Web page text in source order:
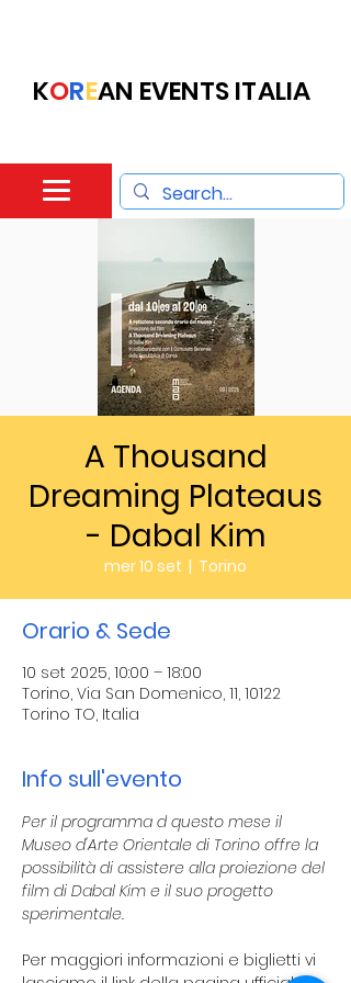
KOREAN EVENTS ITALIA
A Thousand
Dreaming Plateaus
- Dabal Kim
mer 10 set
  |
Torino
Orario & Sede
10 set 2025, 10:00 – 18:00
Torino, Via San Domenico, 11, 10122
Torino TO, Italia
Info sull'evento
Per il programma d questo mese il
Museo d'Arte Orientale di Torino offre la
possibilità di assistere alla proiezione del
film di Dabal Kim e il suo progetto
sperimentale.
Per maggiori informazioni e biglietti vi